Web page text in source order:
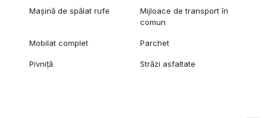
Mașină de spălat rufe
Mijloace de transport în
comun
Mobilat complet Parchet
Pivniță Străzi asfaltate